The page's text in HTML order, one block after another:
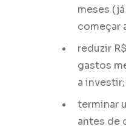
meses (já
começar
reduzir
gastos
a investir;
terminar
antes de